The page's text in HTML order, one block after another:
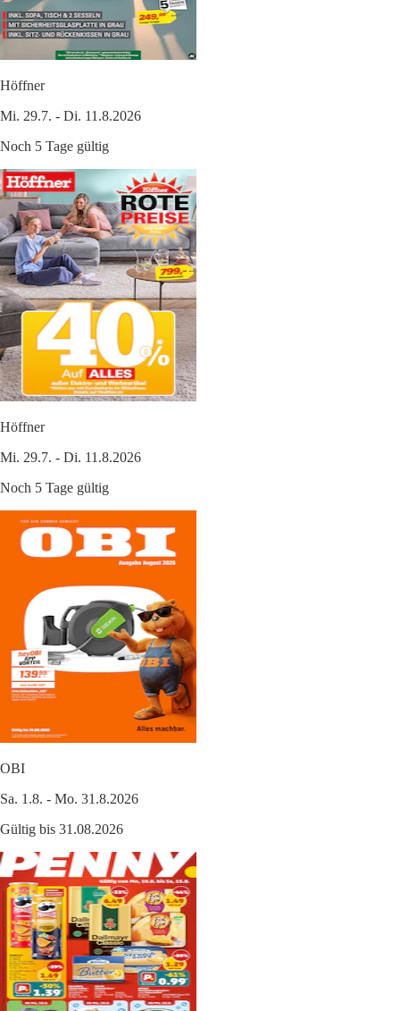
Höffner
Mi. 29.7. - Di. 11.8.2026
Noch 5 Tage gültig
Höffner
Mi. 29.7. - Di. 11.8.2026
Noch 5 Tage gültig
OBI
Sa. 1.8. - Mo. 31.8.2026
Gültig bis 31.08.2026